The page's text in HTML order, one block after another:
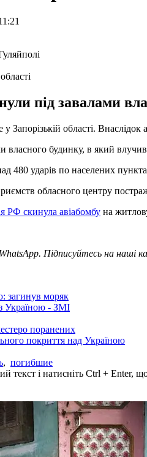
під завалами
у Запорізькій області.
власного будинку, в який
480 ударів по населених
обласного центру
РФ скинула авіабомбу на
Підписуйтесь на наші
загинув моряк
Україною - ЗМІ
поранених
покриття над Україною
, погибшие
текст і натисніть Ctrl + Enter,